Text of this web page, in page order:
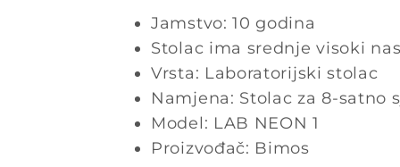
Jamstvo: 10 godina
Stolac ima srednje visoki
Vrsta: Laboratorijski stolac
Namjena: Stolac za 8-satno
Model: LAB NEON 1
Proizvođač: Bimos